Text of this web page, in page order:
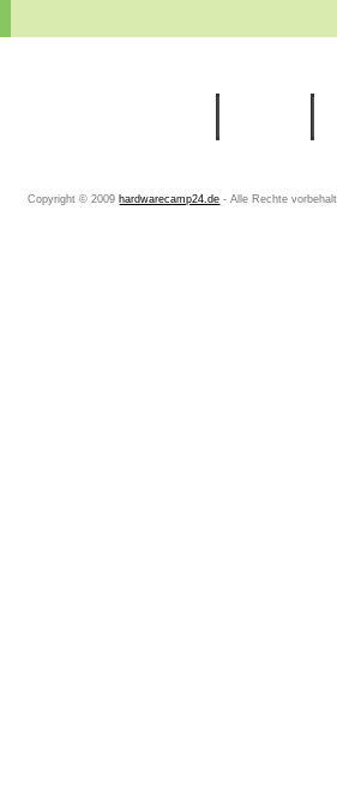
Copyright © 2009 hardwarecamp24.de - Alle Rechte